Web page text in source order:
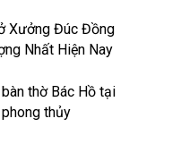
Xưởng Đúc Đồng
Nhất Hiện Nay
thờ Bác Hồ tại
thủy